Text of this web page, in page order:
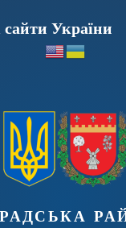
сайти України